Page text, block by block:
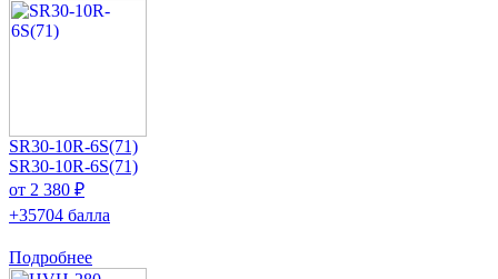
SR30-10R-6S(71)
SR30-10R-6S(71)
от 2 380 ₽
+35704 балла
Подробнее